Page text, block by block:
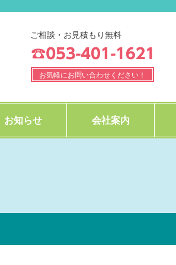
ご相談・お見積もり無料
お気軽にお問い合わせください！
お知らせ 会社案内